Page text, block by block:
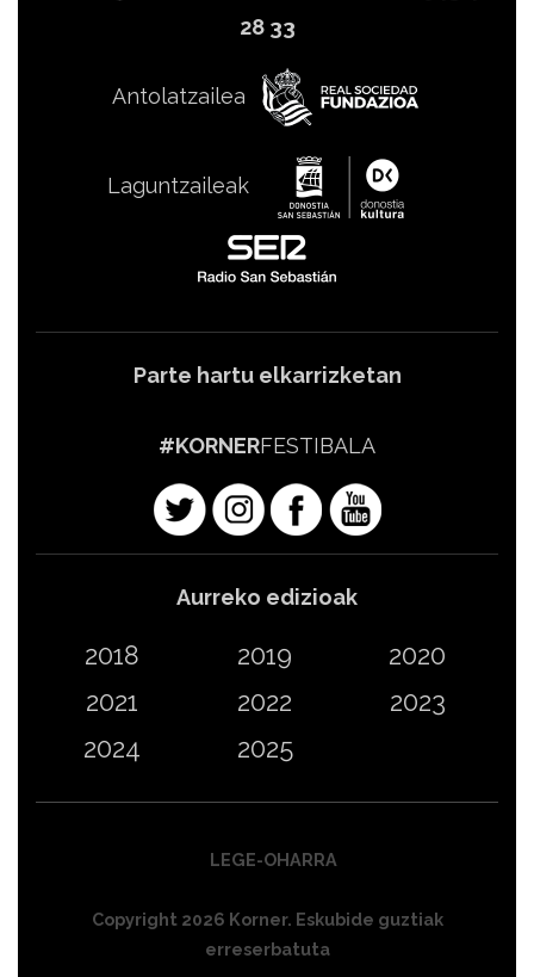
28 33
Antolatzailea
Laguntzaileak
Parte hartu elkarrizketan
#KORNERFESTIBALA
Aurreko edizioak
2018 2019
2020
2021
2022
2023
2024
2025
LEGE-OHARRA
Copyright 2026 Korner. Eskubide guztiak
erreserbatuta